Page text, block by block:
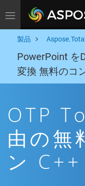
Toggle navigation
製品 Aspose.Total
PowerPoint を
変換 無料のコ
OTP
由の無
ン